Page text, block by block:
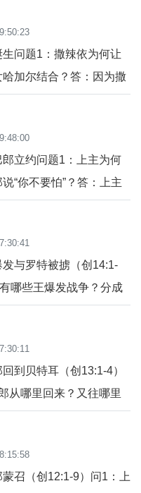
食物
主说：“我是全能的天主
El Shaddai），你当在
作个成全的人。”问3：
立了什么约？答：天主
问题1：撒辣依为何让
加尔结合？答：因为撒
中这是常见做法，但却
原初的婚姻计划。问题
否接受了撒辣依的建
，亚巴郎“听了撒辣依的
郎立约问题1：上主为何
“你不要怕”？答：上主
保证祂的保护和奖赏，显
实的盟约之主。问题2：
么？他的抱怨体现了什
郎担心自己没有子嗣，
与罗特被掳（创14:1-
哪些王爆发战争？分成
个区域性的多国联军冲
争起因是什么？答： 因
王背叛了统治他们十二
多尔老默尔。问3：四
到贝特耳（创13:1-4）
从哪里回来？又往哪里
亚巴郎当时的状况如
拥有许多牲畜和金银，是
召（创12:1-9）问1：上